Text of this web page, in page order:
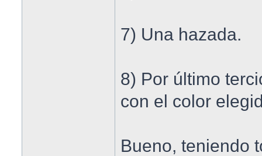
7) Una hazada.
8) Por último
con el color
Bueno, teniendo